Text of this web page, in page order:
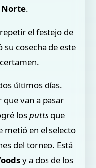
Norte.
el festejo de
su cosecha de este
últimos días.
que van a pasar
losputts que
metió en el selecto
del torneo. Está
y a dos de los